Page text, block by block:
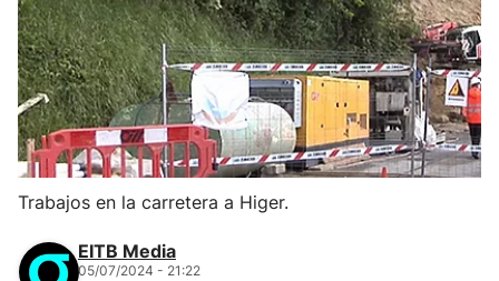
Trabajos en la carretera a Higer.
EITB Media
05/07/2024 - 21:22